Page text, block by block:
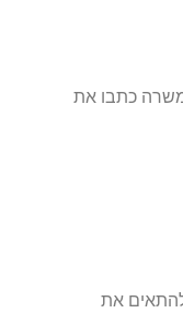
משרה כתבו את
להתאים את